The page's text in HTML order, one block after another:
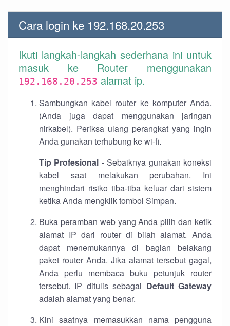
Cara login ke 192.168.20.253
Ikuti langkah-langkah sederhana ini untuk
masuk ke Router menggunakan
192.168.20.253 alamat ip.
Sambungkan kabel router ke komputer Anda.
(Anda juga dapat menggunakan jaringan
nirkabel). Periksa ulang perangkat yang ingin
Anda gunakan terhubung ke wi-fi.
Tip Profesional - Sebaiknya gunakan koneksi
kabel saat melakukan perubahan. Ini
menghindari risiko tiba-tiba keluar dari sistem
ketika Anda mengklik tombol Simpan.
Buka peramban web yang Anda pilih dan ketik
alamat IP dari router di bilah alamat. Anda
dapat menemukannya di bagian belakang
paket router Anda. Jika alamat tersebut gagal,
Anda perlu membaca buku petunjuk router
tersebut. IP ditulis sebagai Default Gateway
adalah alamat yang benar.
Kini saatnya memasukkan nama pengguna